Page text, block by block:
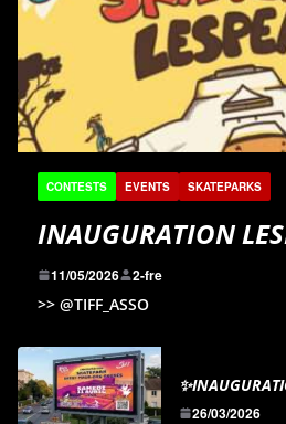
CONTESTS EVENTS SKATEPARKS
INAUGURATION
11/05/2026 2-fre
>> @TIFF_ASSO
26/03/2026